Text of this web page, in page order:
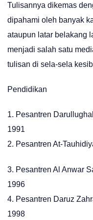
Tulisannya dikemas
dipahami oleh banyak
ataupun latar belakang
menjadi salah satu
tulisan di sela-sela
Pendidikan
1. Pesantren
1991
2. Pesantren At-
3. Pesantren Al Anwar
1996
4. Pesantren Daruz
1998